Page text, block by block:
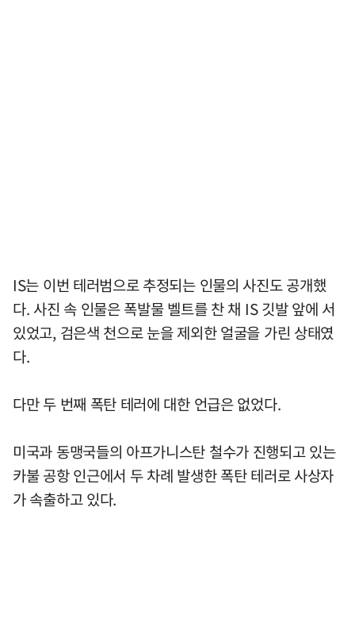
IS는 이번 테러범으로 추정되는 인물의 사진도 공개했
다. 사진 속 인물은 폭발물 벨트를 찬 채 IS 깃발 앞에 서
있었고, 검은색 천으로 눈을 제외한 얼굴을 가린 상태였
다.
다만 두 번째 폭탄 테러에 대한 언급은 없었다.
미국과 동맹국들의 아프가니스탄 철수가 진행되고 있는
카불 공항 인근에서 두 차례 발생한 폭탄 테러로 사상자
가 속출하고 있다.